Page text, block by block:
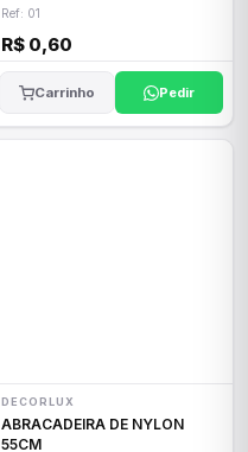
Ref: 01
R$ 0,60
Carrinho Pedir
DECORLUX
ABRACADEIRA DE NYLON
55CM